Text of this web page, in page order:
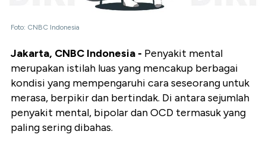
Foto: CNBC Indonesia
Jakarta, CNBC Indonesia - Penyakit mental
merupakan istilah luas yang mencakup berbagai
kondisi yang mempengaruhi cara seseorang untuk
merasa, berpikir dan bertindak. Di antara sejumlah
penyakit mental, bipolar dan OCD termasuk yang
paling sering dibahas.